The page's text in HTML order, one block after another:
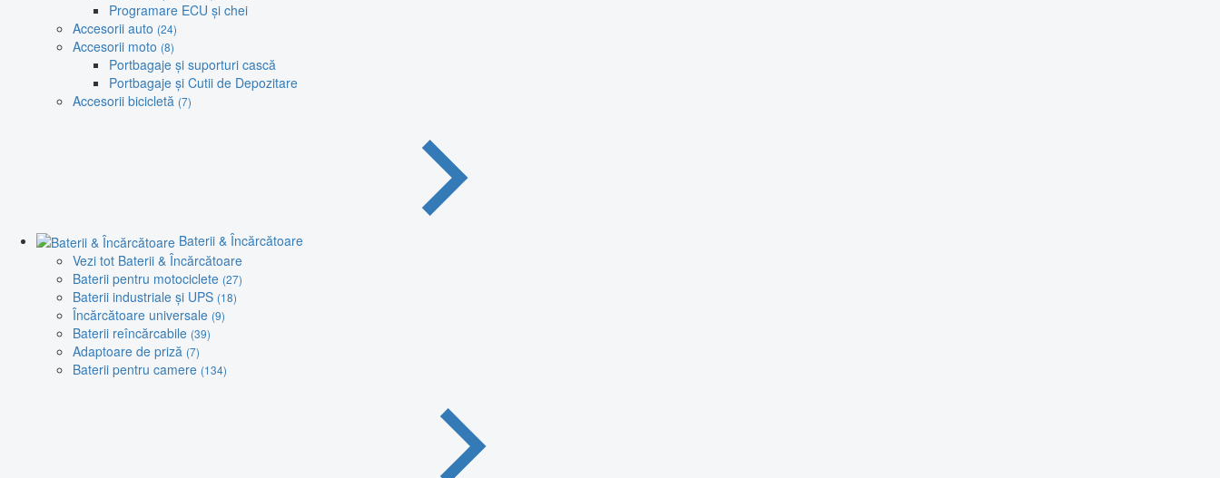
Programare ECU și chei
Accesorii auto (24)
Accesorii moto (8)
Portbagaje și suporturi cască
Portbagaje și Cutii de Depozitare
Accesorii bicicletă (7)
Baterii & Încărcătoare
Vezi tot Baterii & Încărcătoare
Baterii pentru motociclete (27)
Baterii industriale și UPS (18)
Încărcătoare universale (9)
Baterii reîncărcabile (39)
Adaptoare de priză (7)
Baterii pentru camere (134)